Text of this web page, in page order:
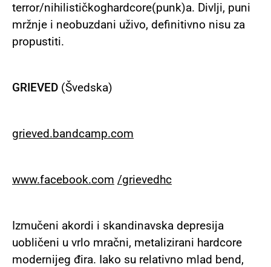
terror/nihilističkoghardcore(punk)a. Divlji, puni
mržnje i neobuzdani uživo, definitivno nisu za
propustiti.
GRIEVED (Švedska)
grieved.bandcamp.com
www.facebook.com /grievedhc
Izmučeni akordi i skandinavska depresija
uobličeni u vrlo mračni, metalizirani hardcore
modernijeg đira. Iako su relativno mlad bend,